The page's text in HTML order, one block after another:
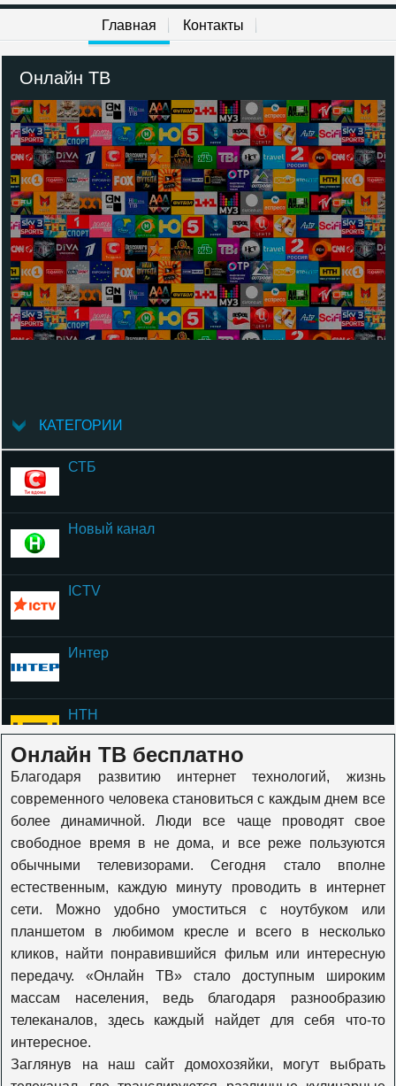
Главная Контакты
Онлайн ТВ
КАТЕГОРИИ
СТБ
Новый канал
ICTV
Интер
НТН
ОЦЕ
К1
Viasat Explore
Viasat Nature
Онлайн ТВ бесплатно
Благодаря развитию интернет технологий, жизнь
современного человека становиться с каждым днем все
более динамичной. Люди все чаще проводят свое
свободное время в не дома, и все реже пользуются
обычными телевизорами. Сегодня стало вполне
естественным, каждую минуту проводить в интернет
сети. Можно удобно умоститься с ноутбуком или
планшетом в любимом кресле и всего в несколько
кликов, найти понравившийся фильм или интересную
передачу. «Онлайн ТВ» стало доступным широким
массам населения, ведь благодаря разнообразию
телеканалов, здесь каждый найдет для себя что-то
интересное.
Заглянув на наш сайт домохозяйки, могут выбрать